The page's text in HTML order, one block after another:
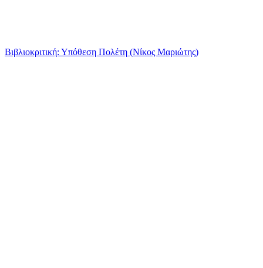
Βιβλιοκριτική: Υπόθεση Πολέτη (Νίκος Μαριώτης)